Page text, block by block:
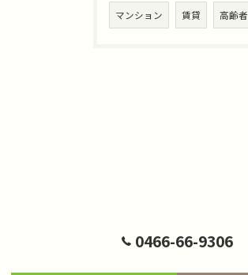
マンション 賃貸 高齢者
0466-66-9306